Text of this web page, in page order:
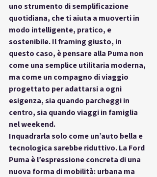
uno strumento di semplificazione
quotidiana, che ti aiuta a muoverti in
modo intelligente, pratico, e
sostenibile. Il framing giusto, in
questo caso, è pensare alla Puma non
come una semplice utilitaria moderna,
ma come un compagno di viaggio
progettato per adattarsi a ogni
esigenza, sia quando parcheggi in
centro, sia quando viaggi in famiglia
nel weekend.
Inquadrarla solo come un’auto bella e
tecnologica sarebbe riduttivo. La Ford
Puma è l’espressione concreta di una
nuova forma di mobilità: urbana ma